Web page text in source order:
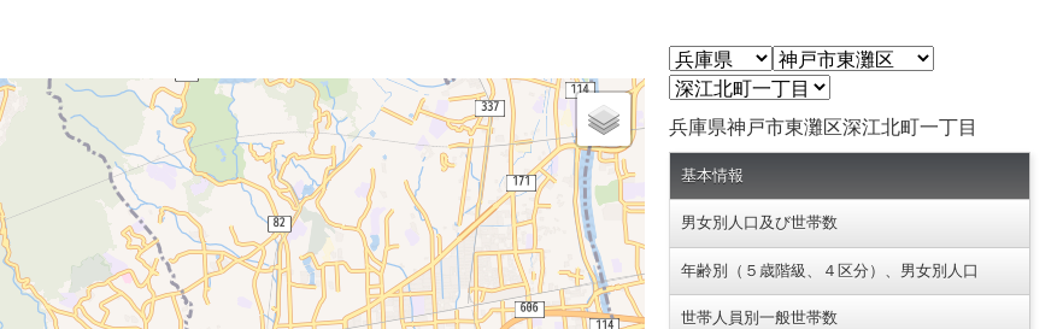
兵庫県神戸市東灘区深江北町一丁目
基本情報
男女別人口及び世帯数
年齢別（５歳階級、４区分）、男女別人口
世帯人員別一般世帯数